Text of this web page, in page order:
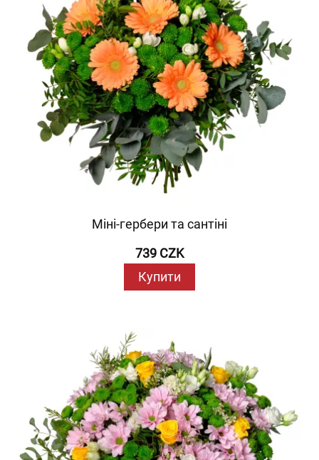
Міні-гербери та сантіні
739 CZK
Купити